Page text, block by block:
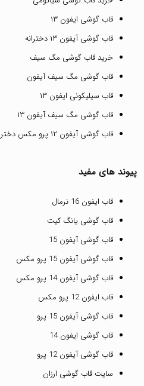
قاب گوشی ایفون ۱۳
قاب گوشی آیفون ۱۳ دخترانه
خرید قاب گوشی مگ سیف
قاب گوشی مگ سیف آیفون
قاب سیلیکونی ایفون ۱۳
قاب گوشی مگ سیف آیفون ۱۳
قاب گوشی آیفون ۱۲ پرو مکس دخترانه
پیوند های مفید
قاب ایفون 16 نرمال
قاب گوشی یانگ کیت
قاب گوشی آیفون 15
قاب گوشی آیفون 15 پرو مکس
قاب گوشی آیفون 14 پرو مکس
قاب ایفون 12 پرو مکس
قاب گوشی آیفون 15 پرو
قاب گوشی ایفون 14
قاب گوشی آیفون 12 پرو
سایت قاب گوشی ارزان